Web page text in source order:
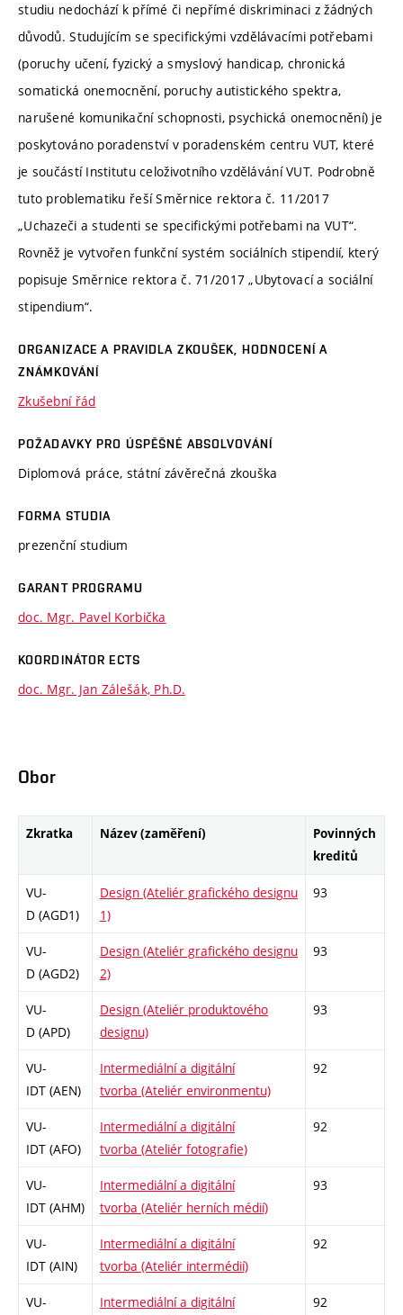
studiu nedochází k přímé či nepřímé diskriminaci z žádných
důvodů. Studujícím se specifickými vzdělávacími potřebami
(poruchy učení, fyzický a smyslový handicap, chronická
somatická onemocnění, poruchy autistického spektra,
narušené komunikační schopnosti, psychická onemocnění) je
poskytováno poradenství v poradenském centru VUT, které
je součástí Institutu celoživotního vzdělávání VUT. Podrobně
tuto problematiku řeší Směrnice rektora č. 11/2017
„Uchazeči a studenti se specifickými potřebami na VUT“.
Rovněž je vytvořen funkční systém sociálních stipendií, který
popisuje Směrnice rektora č. 71/2017 „Ubytovací a sociální
stipendium“.
ORGANIZACE A PRAVIDLA ZKOUŠEK, HODNOCENÍ A
ZNÁMKOVÁNÍ
Zkušební řád
POŽADAVKY PRO ÚSPĚŠNÉ ABSOLVOVÁNÍ
Diplomová práce, státní závěrečná zkouška
FORMA STUDIA
prezenční studium
GARANT PROGRAMU
doc. Mgr. Pavel Korbička
KOORDINÁTOR ECTS
doc. Mgr. Jan Zálešák, Ph.D.
Obor
Zkratka Název (zaměření)
Povinných
kreditů
VU-
D (AGD1)
Design (Ateliér grafického designu
1)
93
VU-
D (AGD2)
Design (Ateliér grafického designu
2)
93
VU-
D (APD)
Design (Ateliér produktového
designu)
93
VU-
IDT (AEN)
Intermediální a digitální
tvorba (Ateliér environmentu)
92
VU-
IDT (AFO)
Intermediální a digitální
tvorba (Ateliér fotografie)
92
VU-
IDT (AHM)
Intermediální a digitální
tvorba (Ateliér herních médií)
93
VU-
IDT (AIN)
Intermediální a digitální
tvorba (Ateliér intermédií)
92
VU-
Intermediální a digitální
92